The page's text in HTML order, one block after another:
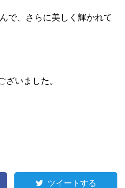
で、さらに美しく輝かれて
ざいました。
ツイートする